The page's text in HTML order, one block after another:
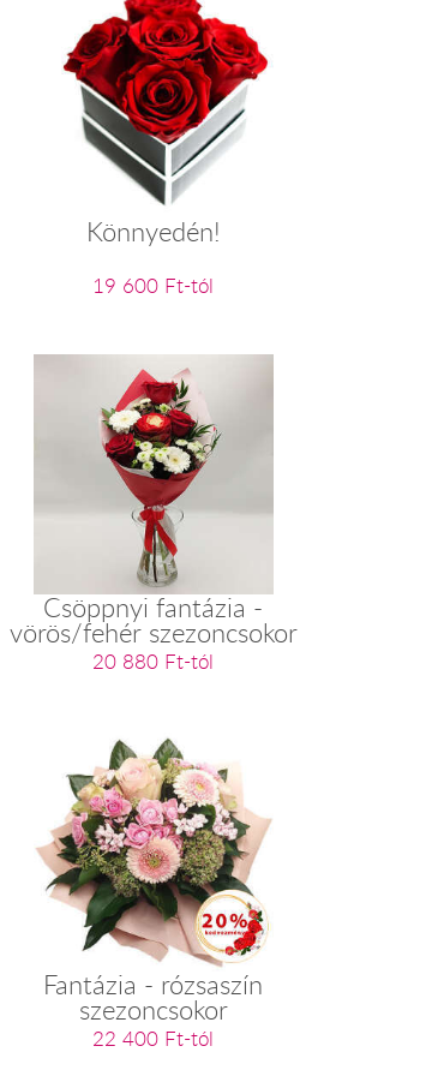
Könnyedén!
19 600 Ft-tól
Csöppnyi fantázia -
vörös/fehér szezoncsokor
20 880 Ft-tól
Fantázia - rózsaszín
szezoncsokor
22 400 Ft-tól